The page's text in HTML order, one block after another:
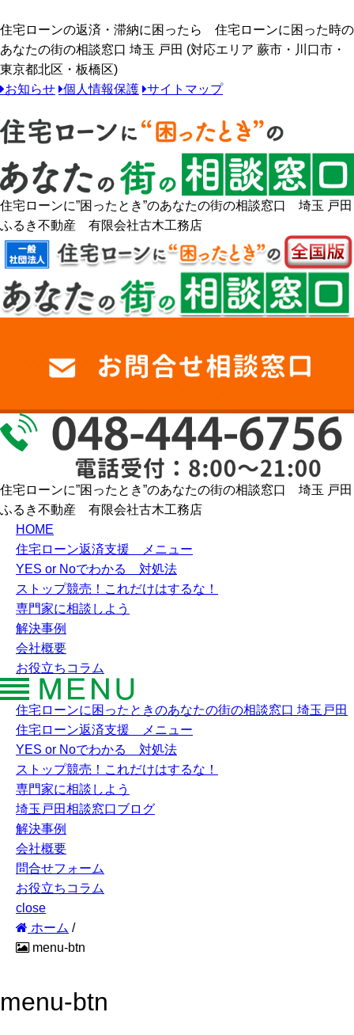
住宅ローンの返済・滞納に困ったら 住宅ローンに困った時の
あなたの街の相談窓口 埼玉 戸田 (対応エリア 蕨市・川口市・
東京都北区・板橋区)
お知らせ 個人情報保護 サイトマップ
住宅ローンに”困ったとき”のあなたの街の相談窓口 埼玉 戸田
ふるき不動産 有限会社古木工務店
住宅ローンに”困ったとき”のあなたの街の相談窓口 埼玉 戸田
ふるき不動産 有限会社古木工務店
HOME
住宅ローン返済支援 メニュー
YES or Noでわかる 対処法
ストップ競売！これだけはするな！
専門家に相談しよう
解決事例
会社概要
お役立ちコラム
住宅ローンに困ったときのあなたの街の相談窓口 埼玉戸田
住宅ローン返済支援 メニュー
YES or Noでわかる 対処法
ストップ競売！これだけはするな！
専門家に相談しよう
埼玉戸田相談窓口ブログ
解決事例
会社概要
問合せフォーム
お役立ちコラム
close
ホーム /
menu-btn
menu-btn